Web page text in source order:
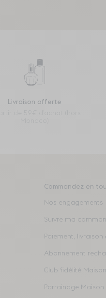
Livraison offerte
Commandez en
Nos engagements
Suivre ma
Paiement, livraison
Abonnement
Club fidélité
Parrainage Maison